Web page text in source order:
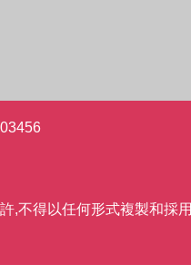
,不得以任何形式複製和採用